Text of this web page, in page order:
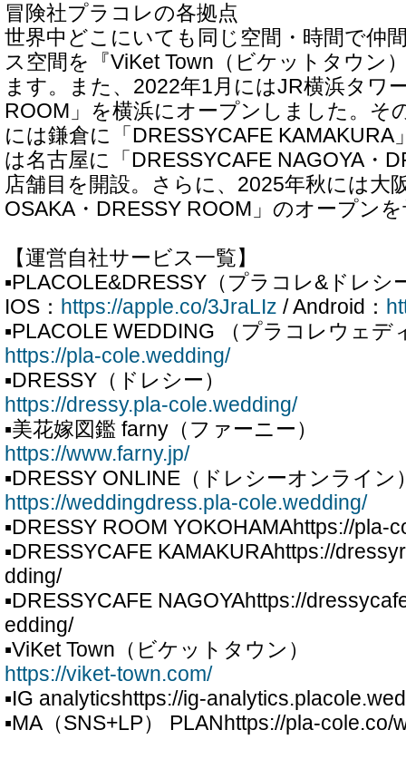
冒険社プラコレの各拠点
世界中どこにいても同じ空間・時間で仲
ス空間を『ViKet Town（ビケットタウン
ます。また、2022年1月にはJR横浜タワ
ROOM」を横浜にオープンしました。そ
には鎌倉に「DRESSYCAFE KAMAKURA
は名古屋に「DRESSYCAFE NAGOYA・
店舗目を開設。さらに、2025年秋には大
OSAKA・DRESSY ROOM」のオープン
【運営自社サービス一覧】
▪PLACOLE&DRESSY（プラコレ&ドレシ
IOS： https://apple.co/3JraLIz / Android：
▪PLACOLE WEDDING （プラコレウェデ
https://pla-cole.wedding/
▪DRESSY（ドレシー）
https://dressy.pla-cole.wedding/
▪美花嫁図鑑 farny（ファーニー）
https://www.farny.jp/
▪DRESSY ONLINE（ドレシーオンライン
https://weddingdress.pla-cole.wedding/
▪DRESSY ROOM YOKOHAMAhttps://pla-
▪DRESSYCAFE KAMAKURAhttps://
dding/
▪DRESSYCAFE NAGOYAhttps://
edding/
▪ViKet Town（ビケットタウン）
https://viket-town.com/
▪IG analyticshttps://ig-
▪MA（SNS+LP） PLANhttps://pla-cole.co/